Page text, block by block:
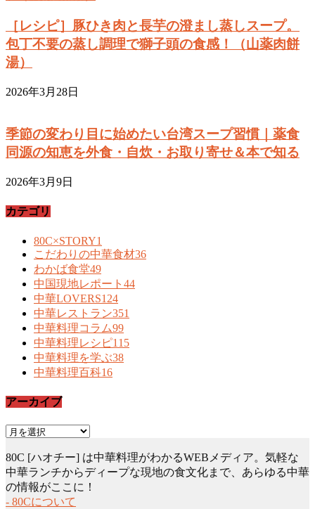
［レシピ］豚ひき肉と長芋の澄まし蒸しスープ。
包丁不要の蒸し調理で獅子頭の食感！（山薬肉餅
湯）
2026年3月28日
季節の変わり目に始めたい台湾スープ習慣｜薬食
同源の知恵を外食・自炊・お取り寄せ＆本で知る
2026年3月9日
カテゴリ
80C×STORY1
こだわりの中華食材36
わかば食堂49
中国現地レポート 44
中華LOVERS124
中華レストラン351
中華料理コラム99
中華料理レシピ115
中華料理を学ぶ38
中華料理百科16
アーカイブ
ア
カ
イ
ブ
80C [ハオチー] は中華料理がわかるWEBメディア。気軽な
中華ランチからディープな現地の食文化まで、あらゆる中華
の情報がここに！
- 80Cについて